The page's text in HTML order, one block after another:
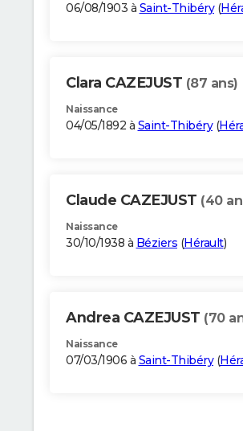
06/08/1903 à Saint-Thibéry(
Clara CAZEJUST (87 ans)
Naissance
04/05/1892 à Saint-Thibéry(
Claude CAZEJUST (40
Naissance
30/10/1938 à Béziers (Hérault)
Andrea CAZEJUST (70
Naissance
07/03/1906 à Saint-Thibéry(